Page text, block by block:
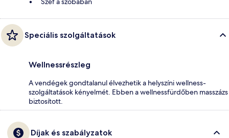
Speciális szolgáltatások
Wellnessrészleg
A vendégek gondtalanul élvezhetik a helyszíni wellness-
szolgáltatások kényelmét. Ebben a wellnessfürdőben masszázs
biztosított.
Díjak és szabályzatok